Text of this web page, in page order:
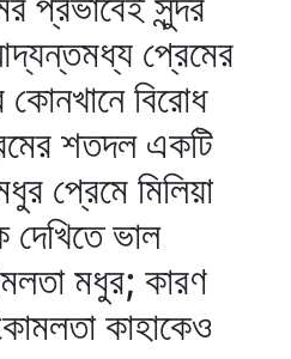
প্রেমের
কোনখানে বিরোধ
শতদল একটি
প্রেমে মিলিয়া
দেখিতে ভাল
মধুর; কারণ
কাহাকেও